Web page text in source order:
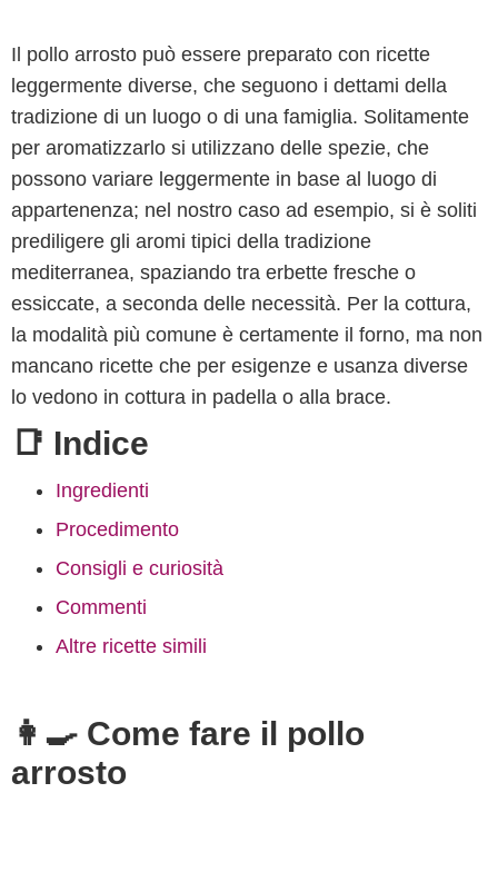
Il pollo arrosto può essere preparato con ricette
leggermente diverse, che seguono i dettami della
tradizione di un luogo o di una famiglia. Solitamente
per aromatizzarlo si utilizzano delle spezie, che
possono variare leggermente in base al luogo di
appartenenza; nel nostro caso ad esempio, si è soliti
prediligere gli aromi tipici della tradizione
mediterranea, spaziando tra erbette fresche o
essiccate, a seconda delle necessità. Per la cottura,
la modalità più comune è certamente il forno, ma non
mancano ricette che per esigenze e usanza diverse
lo vedono in cottura in padella o alla brace.
📑 Indice
Ingredienti
Procedimento
Consigli e curiosità
Commenti
Altre ricette simili
👩‍🍳 Come fare il pollo
arrosto